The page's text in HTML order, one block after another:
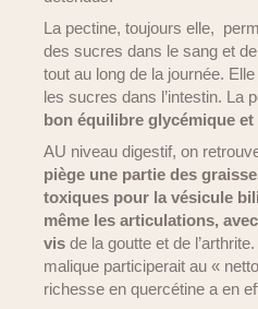
La pectine, toujours elle,
des sucres dans le sang et
tout au long de la journée.
les sucres dans l’intestin. La
bon équilibre glycémique
AU niveau digestif, on
piège une partie des
toxiques pour la vésicule
même les articulations,
vis de la goutte et de
malique participerait au «
richesse en quercétine a en